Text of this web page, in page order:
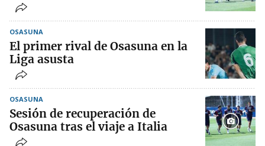
OSASUNA
El primer rival de Osasuna en la
Liga asusta
OSASUNA
Sesión de recuperación de
Osasuna tras el viaje a Italia